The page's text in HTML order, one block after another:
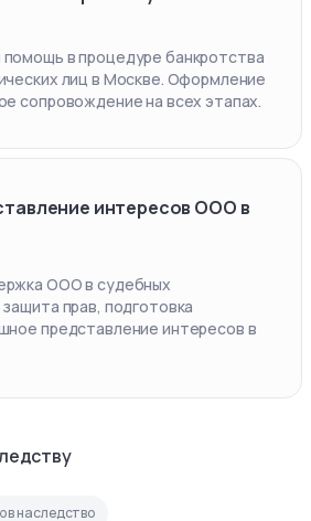
в процедуре банкротства
лиц в Москве. Оформление
сопровождение на всех этапах.
интересов ООО в
ООО в судебных
прав, подготовка
представление интересов в
в наследство